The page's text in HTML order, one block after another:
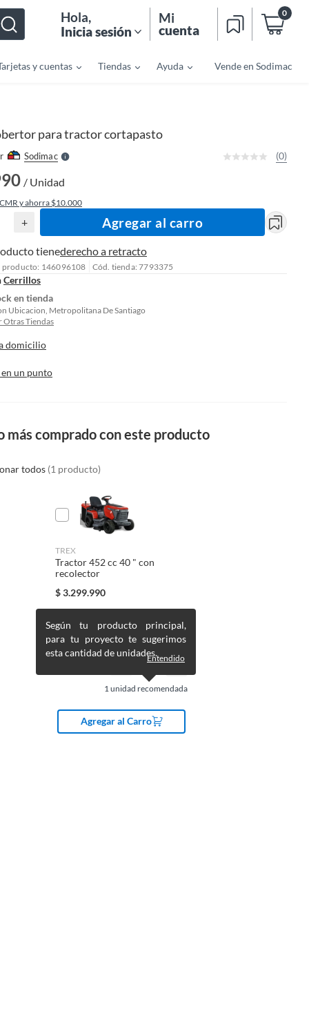
Hola,
Inicia sesión
Mi
cuenta
0
y cuentas Tiendas Ayuda Vende en Sodimac
para tractor cortapasto
SodimacS
l
l
(0)
/ Unidad
y ahorra $10.000
+ Agregar al carro
tienederecho a retracto
producto: 146096108 Cód. tienda: 7793375
Cerrillos
en tienda
Ubicacion, Metropolitana De Santiago
Otras Tiendas
domicilio
un punto
más comprado con este producto
todos (1 producto)
TREX
Tractor 452 cc 40 " con
recolector
$3.299.990
1 unidad recomendada
Según tu producto principal,
para tu proyecto te sugerimos
esta cantidad de unidades.Entendido
Agregar al Carro